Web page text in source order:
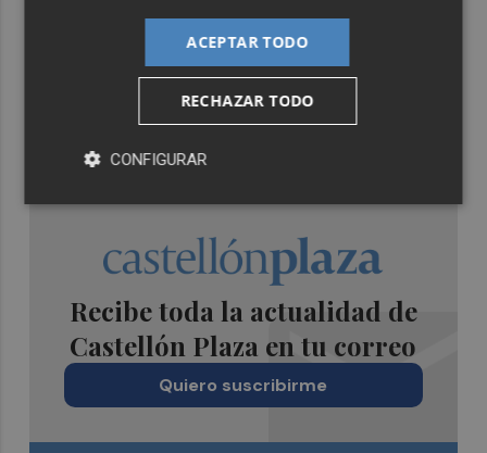
Recibe toda la actualidad de
Castellón Plaza en tu correo
Quiero suscribirme
ACEPTAR TODO
RECHAZAR TODO
CONFIGURAR